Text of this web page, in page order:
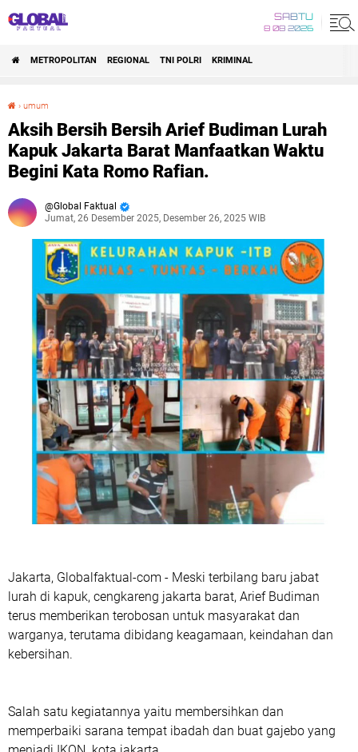
SABTU
8 08 2026
METROPOLITAN REGIONAL TNI POLRI KRIMINAL
› umum
Aksih Bersih Bersih Arief Budiman Lurah
Kapuk Jakarta Barat Manfaatkan Waktu
Begini Kata Romo Rafian.
Global Faktual
Jumat, 26 Desember 2025, Desember 26, 2025 WIB
Jakarta, Globalfaktual-com - Meski terbilang baru jabat
lurah di kapuk, cengkareng jakarta barat, Arief Budiman
terus memberikan terobosan untuk masyarakat dan
warganya, terutama dibidang keagamaan, keindahan dan
kebersihan.
Salah satu kegiatannya yaitu membersihkan dan
memperbaiki sarana tempat ibadah dan buat gajebo yang